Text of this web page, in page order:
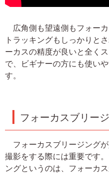
広角側も望遠側もフォーカ
トラッキングもしっかりと
ーカスの精度が良いと全く
で、ビギナーの方にも使い
す。
フォーカスブリー
フォーカスブリージング
撮影をする際には重要です
ングというのは、フォーカ